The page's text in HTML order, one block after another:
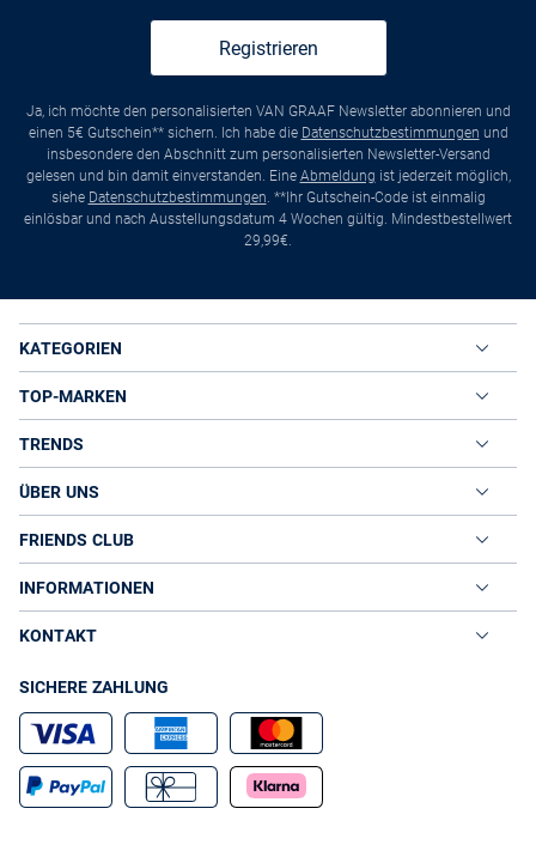
Registrieren
Ja, ich möchte den personalisierten VAN GRAAF Newsletter abonnieren und
einen 5€ Gutschein** sichern. Ich habe die Datenschutzbestimmungen und
insbesondere den Abschnitt zum personalisierten Newsletter-Versand
gelesen und bin damit einverstanden. Eine Abmeldung ist jederzeit möglich,
siehe Datenschutzbestimmungen. **Ihr Gutschein-Code ist einmalig
einlösbar und nach Ausstellungsdatum 4 Wochen gültig. Mindestbestellwert
29,99€.
KATEGORIEN
TOP-MARKEN
TRENDS
ÜBER UNS
FRIENDS CLUB
INFORMATIONEN
KONTAKT
SICHERE ZAHLUNG